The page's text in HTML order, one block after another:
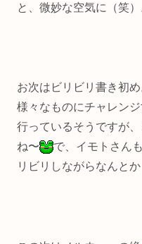
と、微妙な空気に（笑）
お次はビリビリ書き初
様々なものにチャレン
行っているそうですが
ね〜
で、イモトさん
リビリしながらなんと